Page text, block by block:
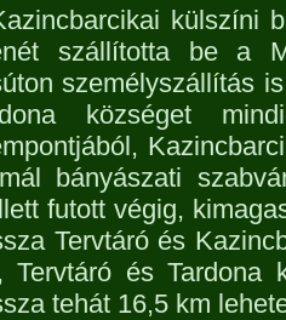
külszíni
szállította be a
személyszállítás
községet
bányászati
futott végig,
Tervtáró és
Tervtáró és Tardona
tehát 16,5 km